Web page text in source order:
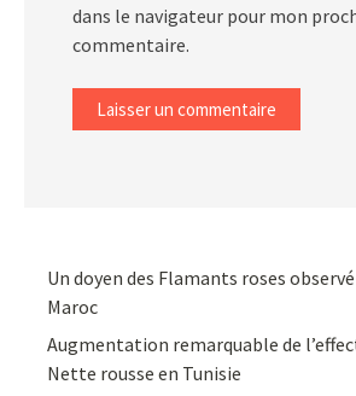
dans le navigateur pour mon
commentaire.
Un doyen des Flamants roses
Maroc
Augmentation remarquable de
Nette rousse en Tunisie